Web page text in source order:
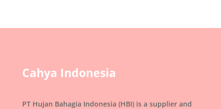
Cahya Indonesia
PT Hujan Bahagia Indonesia (HBI) is a supplier and